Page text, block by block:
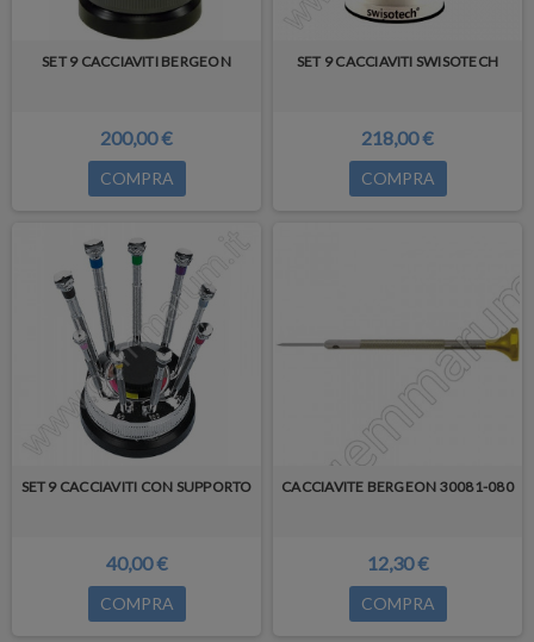
SET 9 CACCIAVITI BERGEON
200,00 €
COMPRA
SET 9 CACCIAVITI SWISOTECH
218,00 €
COMPRA
SET 9 CACCIAVITI CON SUPPORTO
40,00 €
COMPRA
CACCIAVITE BERGEON 30081-080
12,30 €
COMPRA